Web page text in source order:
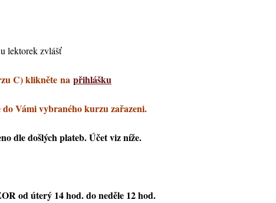
lektorek zvlášť
C) klikněte na přihlášku
Vámi vybraného kurzu zařazeni.
dle došlých plateb. Účet viz níže.
od úterý 14 hod. do neděle 12 hod.